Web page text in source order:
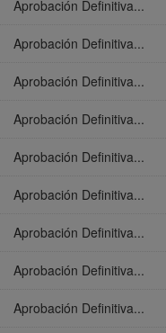
Aprobación Definitiva...
Aprobación Definitiva...
Aprobación Definitiva...
Aprobación Definitiva...
Aprobación Definitiva...
Aprobación Definitiva...
Aprobación Definitiva...
Aprobación Definitiva...
Aprobación Definitiva...